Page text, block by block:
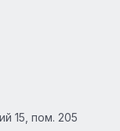
15, пом. 205